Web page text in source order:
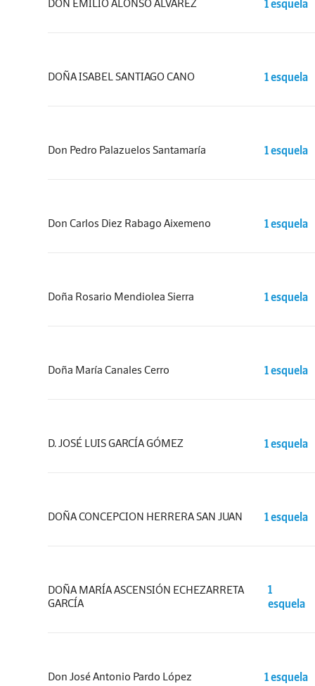
DON EMILIO ALONSO ÁLVAREZ 1 esquela
DOÑA ISABEL SANTIAGO CANO 1 esquela
Don Pedro Palazuelos Santamaría 1 esquela
Don Carlos Diez Rabago Aixemeno 1 esquela
Doña Rosario Mendiolea Sierra 1 esquela
Doña María Canales Cerro 1 esquela
D. JOSÉ LUIS GARCÍA GÓMEZ 1 esquela
DOÑA CONCEPCION HERRERA SAN JUAN 1 esquela
DOÑA MARÍA ASCENSIÓN ECHEZARRETA
GARCÍA
1
esquela
Don José Antonio Pardo López 1 esquela